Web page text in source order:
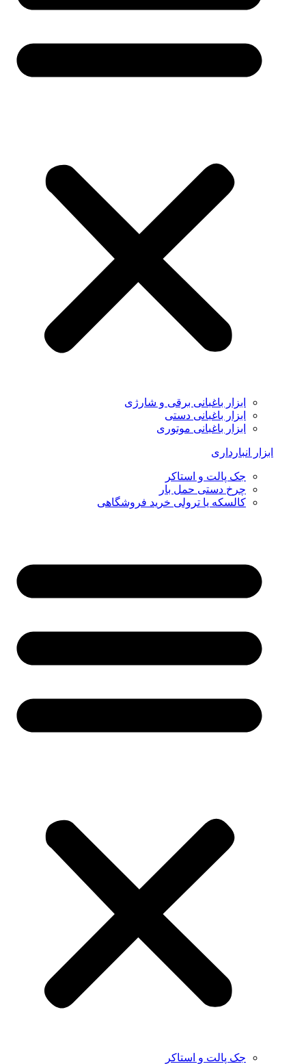
ابزار باغبانی برقی و شارژی
ابزار باغبانی دستی
ابزار باغبانی موتوری
ابزار انبارداری
جک پالت و استاکر
چرخ دستی حمل بار
کالسکه یا ترولی خرید فروشگاهی
جک پالت و استاکر